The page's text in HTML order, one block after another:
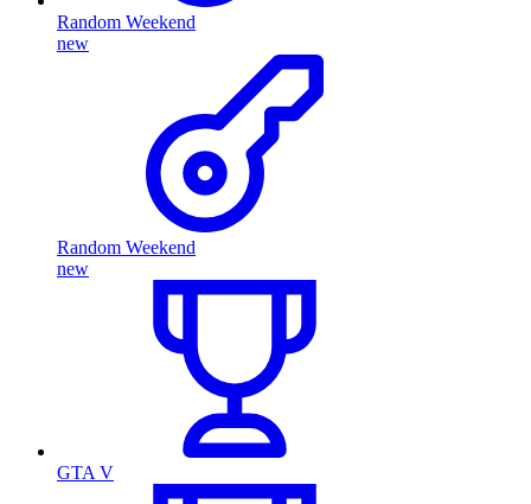
Random Weekend
new
Random Weekend
new
GTA V